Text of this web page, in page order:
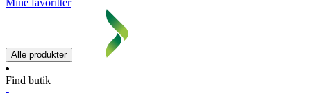
Mine favoritter
Alle produkter
Find butik